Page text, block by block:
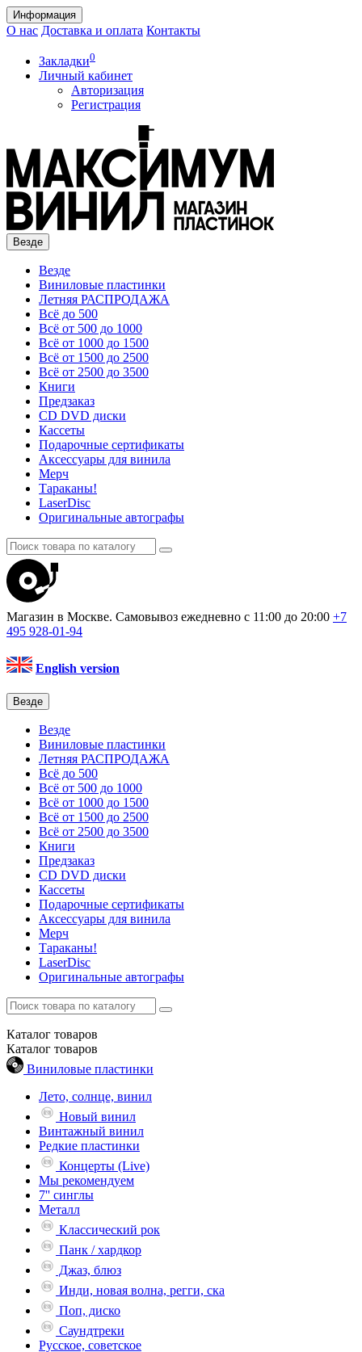
Информация
О нас Доставка и оплата Контакты
Закладки0
Личный кабинет
Авторизация
Регистрация
Везде
Везде
Виниловые пластинки
Летняя РАСПРОДАЖА
Всё до 500
Всё от 500 до 1000
Всё от 1000 до 1500
Всё от 1500 до 2500
Всё от 2500 до 3500
Книги
Предзаказ
CD DVD диски
Кассеты
Подарочные сертификаты
Аксессуары для винила
Мерч
Тараканы!
LaserDisc
Оригинальные автографы
Магазин в Москве. Самовывоз ежедневно с 11:00 до 20:00 +7
495 928-01-94
English version
Везде
Везде
Виниловые пластинки
Летняя РАСПРОДАЖА
Всё до 500
Всё от 500 до 1000
Всё от 1000 до 1500
Всё от 1500 до 2500
Всё от 2500 до 3500
Книги
Предзаказ
CD DVD диски
Кассеты
Подарочные сертификаты
Аксессуары для винила
Мерч
Тараканы!
LaserDisc
Оригинальные автографы
Каталог товаров
Каталог товаров
Виниловые пластинки
Лето, солнце, винил
Новый винил
Винтажный винил
Редкие пластинки
Концерты (Live)
Мы рекомендуем
7'' синглы
Металл
Классический рок
Панк / хардкор
Джаз, блюз
Инди, новая волна, регги, ска
Поп, диско
Саундтреки
Русское, советское